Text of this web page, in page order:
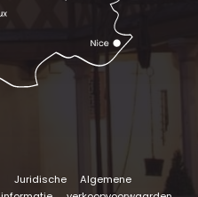
Juridische
Algemene